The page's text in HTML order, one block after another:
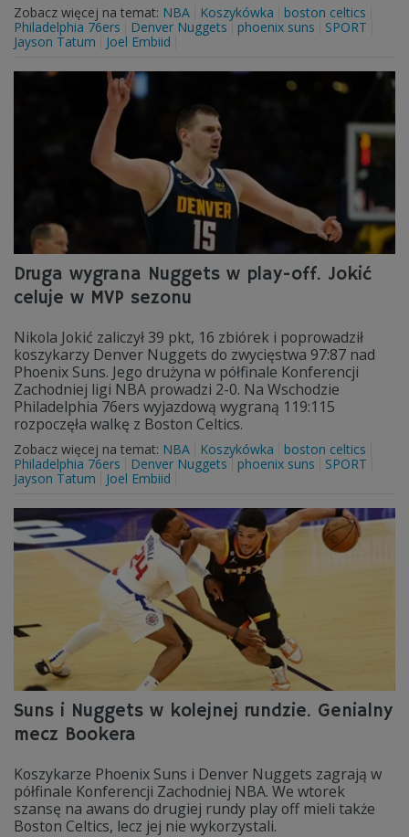
Zobacz więcej na temat: NBA Koszykówka
boston celtics
Philadelphia 76ers
Denver Nuggets phoenix suns
SPORT
Jayson Tatum
Joel Embiid
Druga wygrana Nuggets w play-off. Jokić
celuje w MVP sezonu
Nikola Jokić zaliczył 39 pkt, 16 zbiórek i poprowadził
koszykarzy Denver Nuggets do zwycięstwa 97:87 nad
Phoenix Suns. Jego drużyna w półfinale Konferencji
Zachodniej ligi NBA prowadzi 2-0. Na Wschodzie
Philadelphia 76ers wyjazdową wygraną 119:115
rozpoczęła walkę z Boston Celtics.
Zobacz więcej na temat: NBA Koszykówka
boston celtics
Philadelphia 76ers
Denver Nuggets phoenix suns
SPORT
Jayson Tatum
Joel Embiid
Suns i Nuggets w kolejnej rundzie. Genialny
mecz Bookera
Koszykarze Phoenix Suns i Denver Nuggets zagrają w
półfinale Konferencji Zachodniej NBA. We wtorek
szansę na awans do drugiej rundy play off mieli także
Boston Celtics, lecz jej nie wykorzystali.